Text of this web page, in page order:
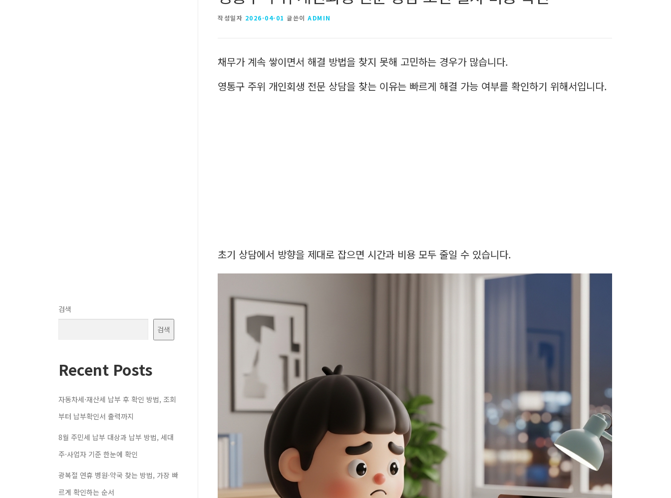
작성일자 2026-04-01 글쓴이 ADMIN
채무가 계속 쌓이면서 해결 방법을 찾지 못해 고민하는 경우가 많습니다.
영통구 주위 개인회생 전문 상담을 찾는 이유는 빠르게 해결 가능 여부를 확인하기 위해서입니다.
초기 상담에서 방향을 제대로 잡으면 시간과 비용 모두 줄일 수 있습니다.
검색
검색
Recent Posts
자동차세·재산세 납부 후 확인 방법, 조회
부터 납부확인서 출력까지
8월 주민세 납부 대상과 납부 방법, 세대
주·사업자 기준 한눈에 확인
광복절 연휴 병원·약국 찾는 방법, 가장 빠
르게 확인하는 순서